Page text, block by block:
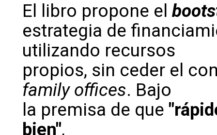
El libro propone el
estrategia de
utilizando recursos
propios, sin ceder el
family offices. Bajo
la premisa de que
bien",